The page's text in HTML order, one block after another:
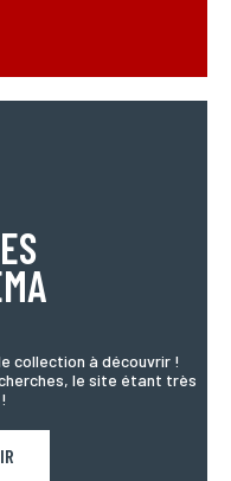
collection à découvrir !
le site étant très